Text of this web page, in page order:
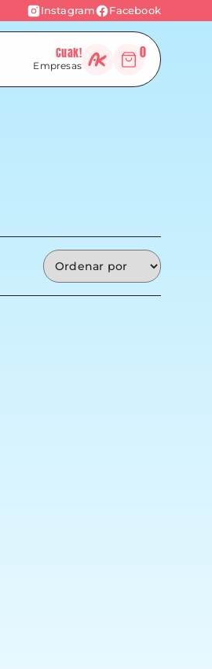
Instagram Facebook
Cuak!
Empresas
0